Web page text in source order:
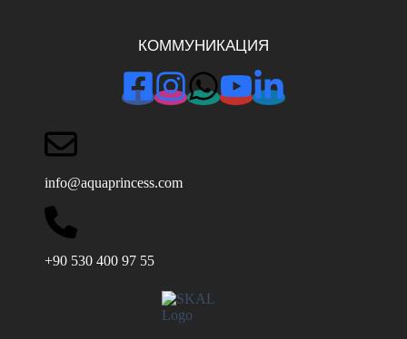
КОММУНИКАЦИЯ
info@aquaprincess.com
+90 530 400 97 55